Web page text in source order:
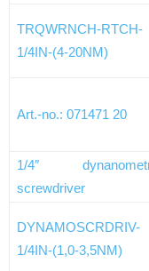
TRQWRNCH-RTCH-
1/4IN-(4-20NM)
Art.-no.: 071471 20
1/4″
screwdriver
DYNAMOSCRDRIV-
1/4IN-(1,0-3,5NM)